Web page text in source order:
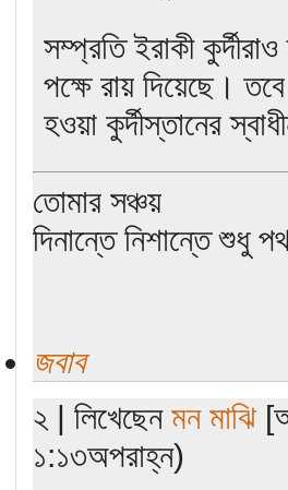
সম্প্রতি ইরাকী
পক্ষে রায় দিয়েছে।
হওয়া কুর্দীস্তানের
তোমার সঞ্চয়
দিনান্তে নিশান্তে শুধু
জবাব
২ | লিখেছেন মন মাঝি
১:১৩অপরাহ্ন)